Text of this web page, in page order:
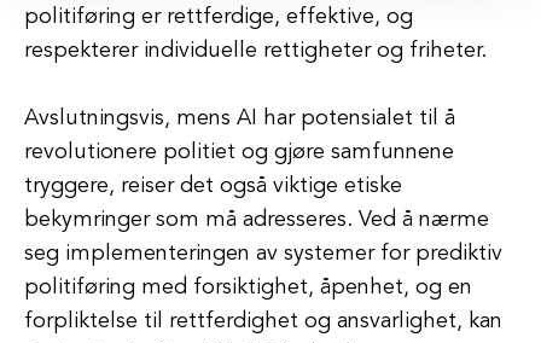
politiføring er rettferdige, effektive, og
respekterer individuelle rettigheter og friheter.
Avslutningsvis, mens AI har potensialet til å
revolutionere politiet og gjøre samfunnene
tryggere, reiser det også viktige etiske
bekymringer som må adresseres. Ved å nærme
seg implementeringen av systemer for prediktiv
politiføring med forsiktighet, åpenhet, og en
forpliktelse til rettferdighet og ansvarlighet, kan